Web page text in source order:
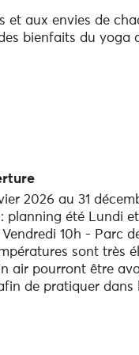
et aux envies de
bienfaits du yoga
et après leur
offrant
de ses
prise, la flexibilité et
à (re)trouver le
à tous et
PMA et pour les
d’endométriose,
en PMA où
de respiration
2026 au 31
planning été Lundi
10h - Parc
sont très
air pourront être
de pratiquer dans